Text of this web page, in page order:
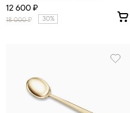
12 600 ₽
18 000₽ 30%